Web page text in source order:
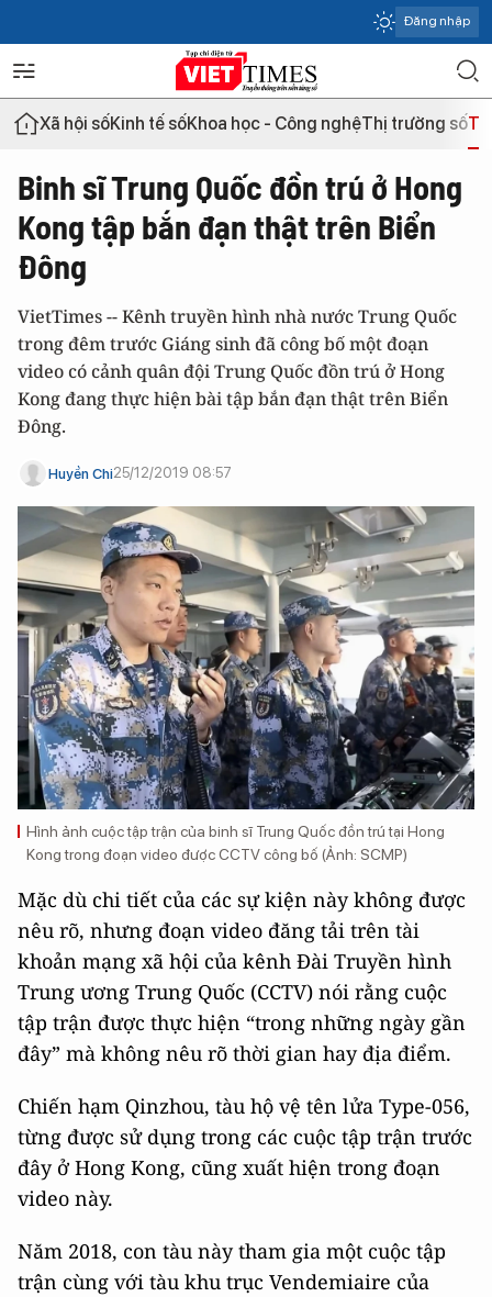
Đăng nhập
Xã hội sốKinh tế sốKhoa học - Công nghệThị trường số
Binh sĩ Trung Quốc đồn trú ở Hong
Kong tập bắn đạn thật trên Biển
Đông
VietTimes -- Kênh truyền hình nhà nước Trung Quốc
trong đêm trước Giáng sinh đã công bố một đoạn
video có cảnh quân đội Trung Quốc đồn trú ở Hong
Kong đang thực hiện bài tập bắn đạn thật trên Biển
Đông.
Huyền Chi25/12/2019 08:57
Hình ảnh cuộc tập trận của binh sĩ Trung Quốc đồn trú tại Hong
Kong trong đoạn video được CCTV công bố (Ảnh: SCMP)
Mặc dù chi tiết của các sự kiện này không được
nêu rõ, nhưng đoạn video đăng tải trên tài
khoản mạng xã hội của kênh Đài Truyền hình
Trung ương Trung Quốc (CCTV) nói rằng cuộc
tập trận được thực hiện “trong những ngày gần
đây” mà không nêu rõ thời gian hay địa điểm.
Chiến hạm Qinzhou, tàu hộ vệ tên lửa Type-056,
từng được sử dụng trong các cuộc tập trận trước
đây ở Hong Kong, cũng xuất hiện trong đoạn
video này.
Năm 2018, con tàu này tham gia một cuộc tập
trận cùng với tàu khu trục Vendemiaire của